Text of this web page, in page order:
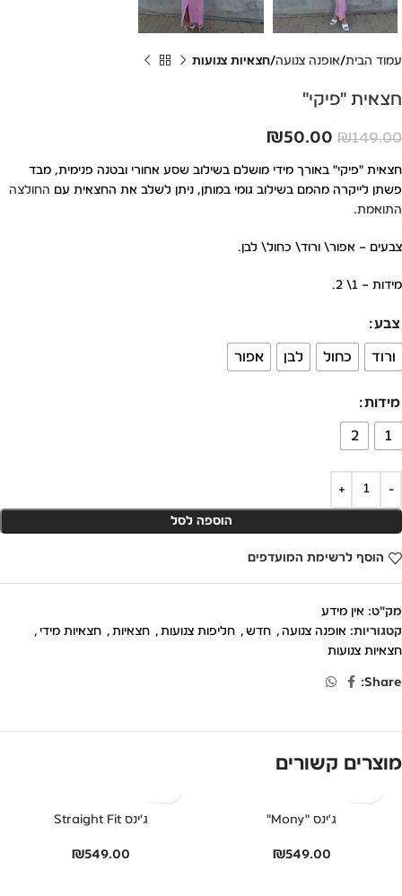
עמוד הבית אופנה צנועה חצאיות צנועות
חצאית "פיקי"
₪149.00
₪50.00
חצאית "פיקי" באורך מידי מושלם בשילוב שסע אחורי ובטנה פנימית, מבד
פשתן לייקרה מהמם בשילוב גומי במותן, ניתן לשלב את החצאית עם החולצה
התואמת.
צבעים – אפור\ ורוד\ כחול\ לבן.
מידות – 1\ 2.
צבע
ורוד כחול לבן אפור
מידות
1
2
הוספה לסל
הוסף לרשימת המועדפים
מק"ט: אין מידע
קטגוריות: אופנה צנועה , חדש , חליפות צנועות , חצאיות , חצאיות מידי ,
חצאיות צנועות
Share:
מוצרים קשורים
ג'ינס "Mony"
₪549.00
ג'ינס Straight Fit
₪549.00